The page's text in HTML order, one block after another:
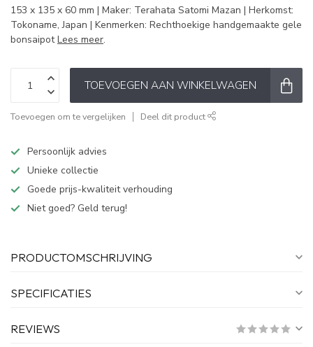
153 x 135 x 60 mm | Maker: Terahata Satomi Mazan | Herkomst:
Tokoname, Japan | Kenmerken: Rechthoekige handgemaakte gele
bonsaipotLees meer.
TOEVOEGEN AAN WINKELWAGEN
Toevoegen om te vergelijken Deel dit product
Persoonlijk advies
Unieke collectie
Goede prijs-kwaliteit verhouding
Niet goed? Geld terug!
PRODUCTOMSCHRIJVING
SPECIFICATIES
REVIEWS